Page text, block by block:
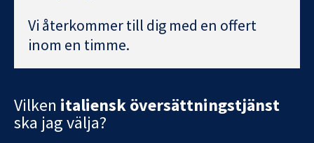
Vi återkommer till dig med en offert
inom en timme.
Vilken italiensk översättningstjänst
ska jag välja?